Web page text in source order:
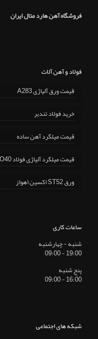
فروشگاه آهن هارد متال ایران
فولاد و آهن آلات
قیمت ورق آلیاژی A283
خرید فولاد تندبر
قیمت میلگرد آهن ساده
قیمت میلگرد آلیاژی فولاد MO40
ورق ST52 اکسین اهواز
ساعات کاری
شنبه - چهارشنبه
19:00 - 09:00
پنج شنبه
16:00 - 09:00
شبکه های اجتماعی